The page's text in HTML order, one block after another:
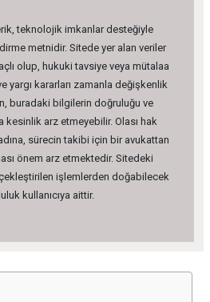
teknolojik imkanlar desteğiyle
metnidir. Sitede yer alan veriler
olup, hukuki tavsiye veya mütalaa
yargı kararları zamanla değişkenlik
buradaki bilgilerin doğruluğu ve
kesinlik arz etmeyebilir. Olası hak
sürecin takibi için bir avukattan
önem arz etmektedir. Sitedeki
işlemlerden doğabilecek
kullanıcıya aittir.